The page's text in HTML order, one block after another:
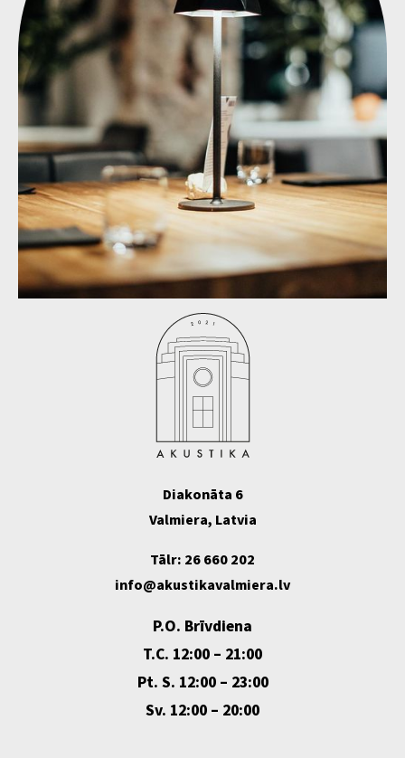
Diakonāta 6
Valmiera, Latvia
Tālr: 26 660 202
info@akustikavalmiera.lv
P.O. Brīvdiena
T.C. 12:00 – 21:00
Pt. S. 12:00 – 23:00
Sv. 12:00 – 20:00